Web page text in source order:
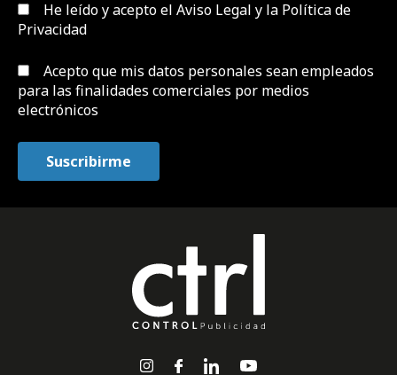
He leído y acepto el Aviso Legal y la Política de
Privacidad
Acepto que mis datos personales sean empleados
para las finalidades comerciales por medios
electrónicos